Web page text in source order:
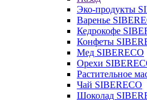
Эко-продукты
Варенье
Кедрокофе
Конфеты
Мед SIBERECO
Орехи
Растительное
Чай SIBERECO
Шоколад